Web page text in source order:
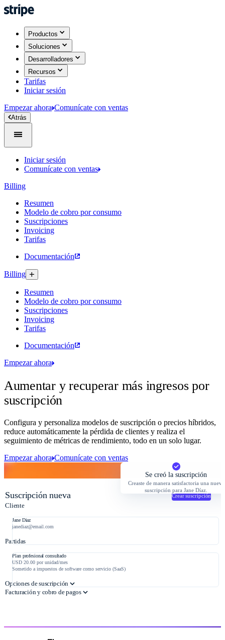
Productos
Soluciones
Desarrolladores
Recursos
Tarifas
Iniciar sesión
Empezar ahora Comunícate con ventas
Atrás
Iniciar sesión
Comunícate con ventas
Billing
Resumen
Modelo de cobro por consumo
Suscripciones
Invoicing
Tarifas
Documentación
Billing
Resumen
Modelo de cobro por consumo
Suscripciones
Invoicing
Tarifas
Documentación
Empezar ahora
Aumentar y recuperar más ingresos por
suscripción
Configura y personaliza modelos de suscripción o precios híbridos,
reduce automáticamente la pérdida de clientes y realiza el
seguimiento de métricas de rendimiento, todo en un solo lugar.
Empezar ahora Comunícate con ventas
Suscripción nueva Crear suscripción
Cliente
Jane Diaz
janediaz@email.com
Partidas
Plan profesional consultado
USD 20.00 por unidad/mes
Sometido a impuestos de software como servicio (SaaS)
Opciones de suscripción
Facturación y cobro de pagos
Se creó la suscripción
Creaste de manera satisfactoria una nueva
suscripción para Jane Díaz.